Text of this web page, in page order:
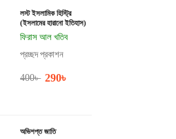
লস্ট ইসলামিক হিস্ট্রি
(ইসলামের হারানো ইতিহাস)
ফিরাস আল খতিব
প্রচ্ছদ প্রকাশন
400৳ 290৳
অভিশপ্ত জাতি